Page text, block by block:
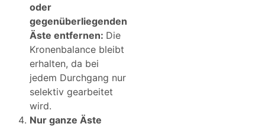
oder
gegenüberliegenden
Äste entfernen: Die
Kronenbalance bleibt
erhalten, da bei
jedem Durchgang nur
selektiv gearbeitet
wird.
Nur ganze Äste